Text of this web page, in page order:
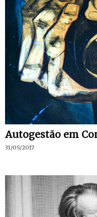
Autogestão em
31/05/2017